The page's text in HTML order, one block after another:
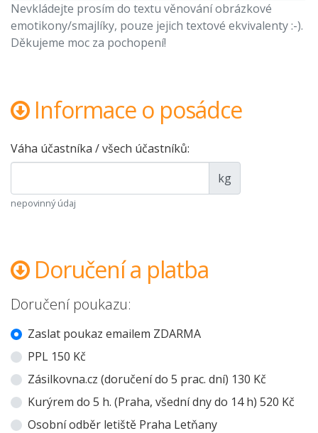
Nevkládejte prosím do textu věnování obrázkové
emotikony/smajlíky, pouze jejich textové ekvivalenty :-).
Děkujeme moc za pochopení!
Informace o posádce
Váha účastníka / všech účastníků:
kg
nepovinný údaj
Doručení a platba
Doručení poukazu:
Zaslat poukaz emailem ZDARMA
PPL 150 Kč
Zásilkovna.cz (doručení do 5 prac. dní) 130 Kč
Kurýrem do 5 h. (Praha, všední dny do 14 h) 520 Kč
Osobní odběr letiště Praha Letňany